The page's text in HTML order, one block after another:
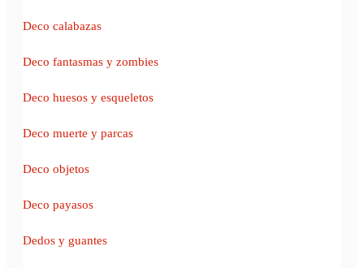
Deco calabazas
Deco fantasmas y zombies
Deco huesos y esqueletos
Deco muerte y parcas
Deco objetos
Deco payasos
Dedos y guantes